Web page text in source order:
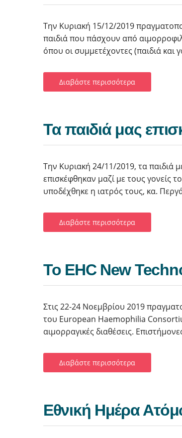
Την Κυριακή 15/12/2019
παιδιά που πάσχουν από
όπου οι συμμετέχοντες (παιδιά και
Διαβάστε περισσότερα
Τα παιδιά μας
Την Κυριακή 24/11/2019, τα παιδιά
επισκέφθηκαν μαζί με τους γονείς
υποδέχθηκε η ιατρός τους, κα.
Διαβάστε περισσότερα
Το EHC New
Στις 22-24 Νοεμβρίου 2019
του European Haemophilia
αιμορραγικές διαθέσεις.
Διαβάστε περισσότερα
Εθνική Ημέρα